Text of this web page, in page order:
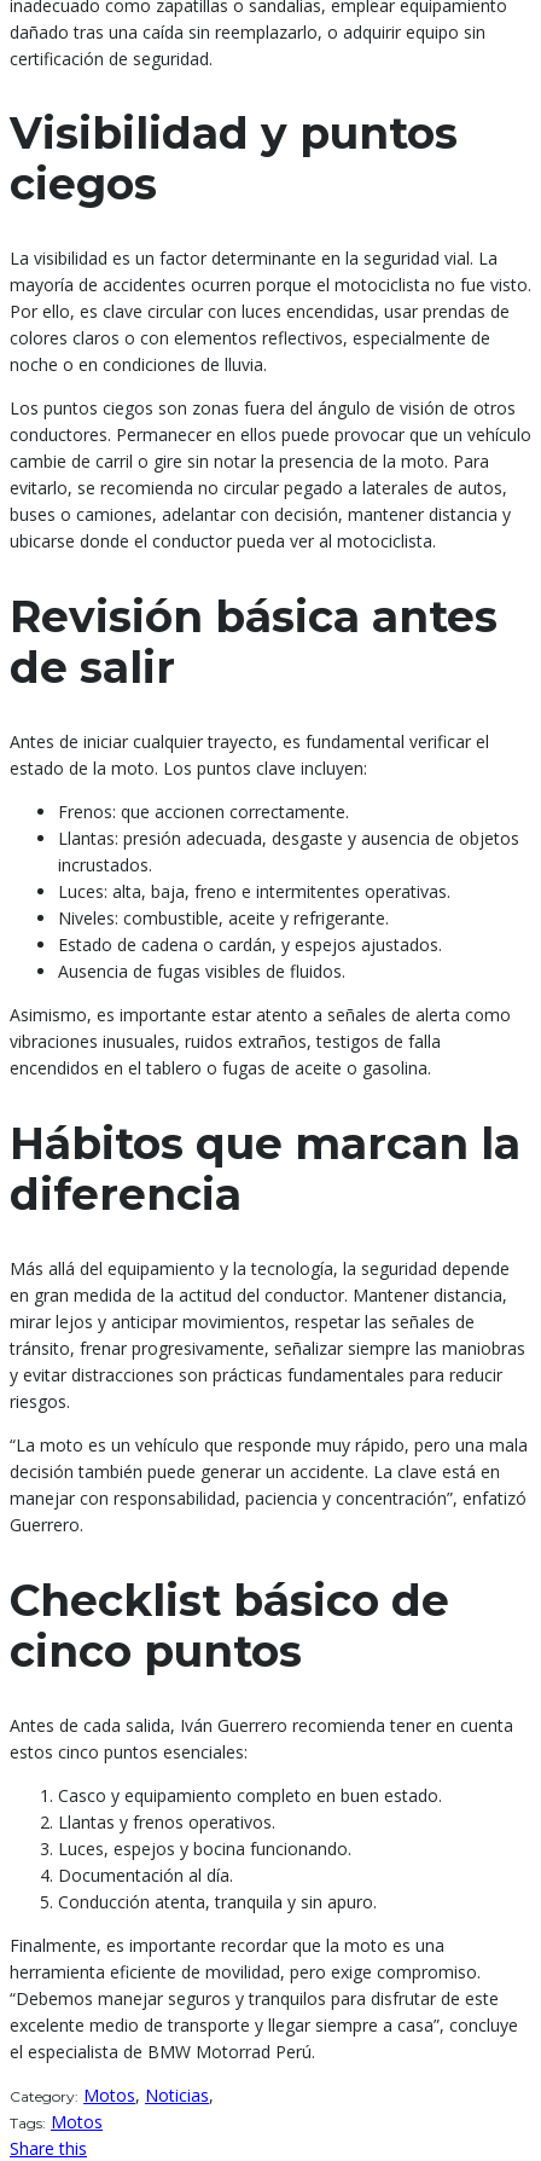
inadecuado como zapatillas o sandalias, emplear equipamiento
dañado tras una caída sin reemplazarlo, o adquirir equipo sin
certificación de seguridad.
Visibilidad y puntos
ciegos
La visibilidad es un factor determinante en la seguridad vial. La
mayoría de accidentes ocurren porque el motociclista no fue visto.
Por ello, es clave circular con luces encendidas, usar prendas de
colores claros o con elementos reflectivos, especialmente de
noche o en condiciones de lluvia.
Los puntos ciegos son zonas fuera del ángulo de visión de otros
conductores. Permanecer en ellos puede provocar que un vehículo
cambie de carril o gire sin notar la presencia de la moto. Para
evitarlo, se recomienda no circular pegado a laterales de autos,
buses o camiones, adelantar con decisión, mantener distancia y
ubicarse donde el conductor pueda ver al motociclista.
Revisión básica antes
de salir
Antes de iniciar cualquier trayecto, es fundamental verificar el
estado de la moto. Los puntos clave incluyen:
Frenos: que accionen correctamente.
Llantas: presión adecuada, desgaste y ausencia de objetos
incrustados.
Luces: alta, baja, freno e intermitentes operativas.
Niveles: combustible, aceite y refrigerante.
Estado de cadena o cardán, y espejos ajustados.
Ausencia de fugas visibles de fluidos.
Asimismo, es importante estar atento a señales de alerta como
vibraciones inusuales, ruidos extraños, testigos de falla
encendidos en el tablero o fugas de aceite o gasolina.
Hábitos que marcan la
diferencia
Más allá del equipamiento y la tecnología, la seguridad depende
en gran medida de la actitud del conductor. Mantener distancia,
mirar lejos y anticipar movimientos, respetar las señales de
tránsito, frenar progresivamente, señalizar siempre las maniobras
y evitar distracciones son prácticas fundamentales para reducir
riesgos.
“La moto es un vehículo que responde muy rápido, pero una mala
decisión también puede generar un accidente. La clave está en
manejar con responsabilidad, paciencia y concentración”, enfatizó
Guerrero.
Checklist básico de
cinco puntos
Antes de cada salida, Iván Guerrero recomienda tener en cuenta
estos cinco puntos esenciales:
Casco y equipamiento completo en buen estado.
Llantas y frenos operativos.
Luces, espejos y bocina funcionando.
Documentación al día.
Conducción atenta, tranquila y sin apuro.
Finalmente, es importante recordar que la moto es una
herramienta eficiente de movilidad, pero exige compromiso.
“Debemos manejar seguros y tranquilos para disfrutar de este
excelente medio de transporte y llegar siempre a casa”, concluye
el especialista de BMW Motorrad Perú.
Category: Motos, Noticias,
Tags: Motos
Share this